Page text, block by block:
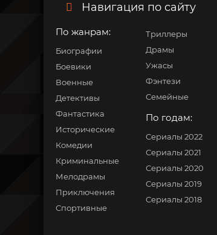
Навигация по сайту
По жанрам:
Биографии
Боевики
Военные
Детективы
Фантастика
Исторические
Комедии
Криминальные
Мелодрамы
Приключения
Спортивные
Триллеры
Драмы
Ужасы
Фэнтези
Семейные
По годам:
Сериалы 2022
Сериалы 2021
Сериалы 2020
Сериалы 2019
Сериалы 2018